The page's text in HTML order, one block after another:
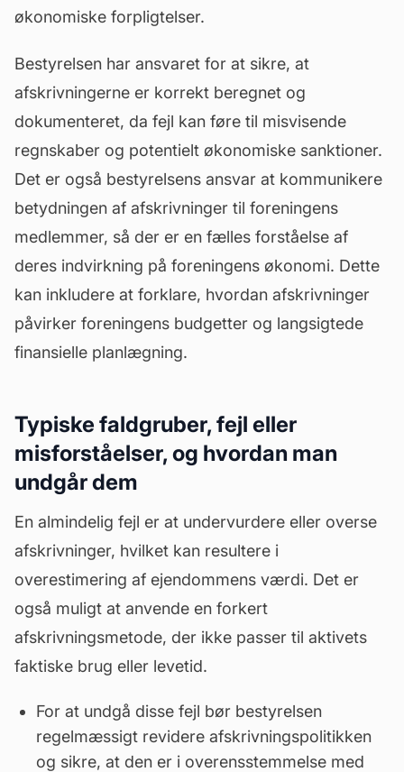
økonomiske forpligtelser.
Bestyrelsen har ansvaret for at sikre, at
afskrivningerne er korrekt beregnet og
dokumenteret, da fejl kan føre til misvisende
regnskaber og potentielt økonomiske sanktioner.
Det er også bestyrelsens ansvar at kommunikere
betydningen af afskrivninger til foreningens
medlemmer, så der er en fælles forståelse af
deres indvirkning på foreningens økonomi. Dette
kan inkludere at forklare, hvordan afskrivninger
påvirker foreningens budgetter og langsigtede
finansielle planlægning.
Typiske faldgruber, fejl eller
misforståelser, og hvordan man
undgår dem
En almindelig fejl er at undervurdere eller overse
afskrivninger, hvilket kan resultere i
overestimering af ejendommens værdi. Det er
også muligt at anvende en forkert
afskrivningsmetode, der ikke passer til aktivets
faktiske brug eller levetid.
For at undgå disse fejl bør bestyrelsen
regelmæssigt revidere afskrivningspolitikken
og sikre, at den er i overensstemmelse med